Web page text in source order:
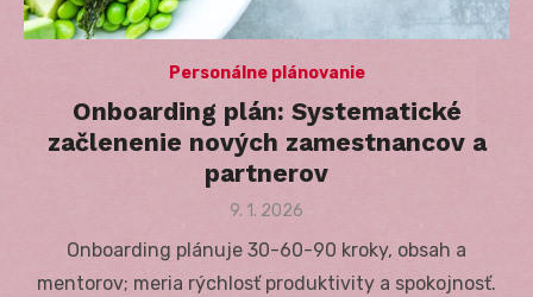
Personálne plánovanie
Onboarding plán: Systematické
začlenenie nových zamestnancov a
partnerov
Posted
9. 1. 2026
Onboarding plánuje 30-60-90 kroky, obsah a
mentorov; meria rýchlosť produktivity a spokojnosť.